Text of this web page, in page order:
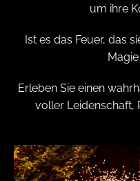
um ihre
Ist es das Feuer, das
Erleben Sie einen
voller Leidenschaft,